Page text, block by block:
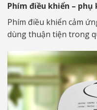
Phím điều khiển – phụ
Phím điều khiển cảm
dùng thuận tiện trong